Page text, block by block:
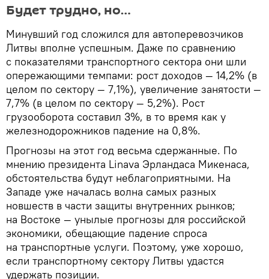
Будет трудно, но…
Минувший год сложился для автоперевозчиков
Литвы вполне успешным. Даже по сравнению
с показателями транспортного сектора они шли
опережающими темпами: рост доходов — 14,2% (в
целом по сектору — 7,1%), увеличение занятости —
7,7% (в целом по сектору — 5,2%). Рост
грузооборота составил 3%, в то время как у
железнодорожников падение на 0,8%.
Прогнозы на этот год весьма сдержанные. По
мнению президента Linava Эрландаса Микенаса,
обстоятельства будут неблагоприятными. На
Западе уже началась волна самых разных
новшеств в части защиты внутренних рынков;
на Востоке — унылые прогнозы для российской
экономики, обещающие падение спроса
на транспортные услуги. Поэтому, уже хорошо,
если транспортному сектору Литвы удастся
удержать позиции.